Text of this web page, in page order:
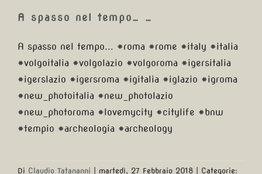
A spasso nel tempo… …
A spasso nel tempo... #roma #rome #italy #italia
#volgoitalia #volgolazio #volgoroma #igersitalia
#igerslazio #igersroma #igitalia #iglazio #igroma
#new_photoitalia #new_photolazio
#new_photoroma #lovemycity #citylife #bnw
#tempio #archeologia #archeology
Di Claudio Tatananni martedì, 27 Febbraio 2018
Categorie: